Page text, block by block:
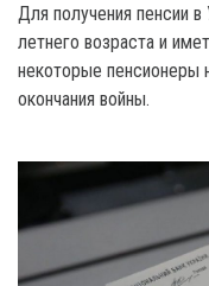
Для получения пенсии
летнего возраста и
некоторые пенсионеры
окончания войны.